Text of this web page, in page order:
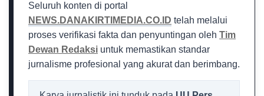
Seluruh konten di portal
NEWS.DANAKIRTIMEDIA.CO.ID telah melalui
proses verifikasi fakta dan penyuntingan oleh Tim
Dewan Redaksi untuk memastikan standar
jurnalisme profesional yang akurat dan berimbang.